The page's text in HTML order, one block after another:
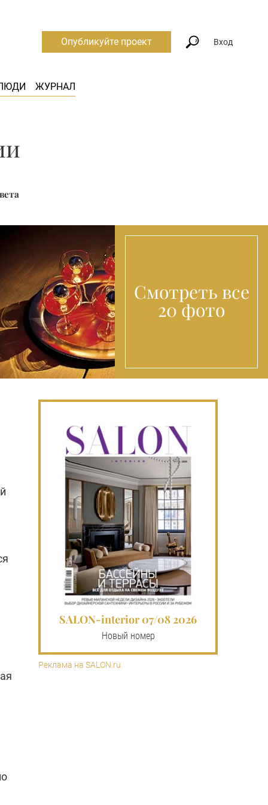
ЖУРНАЛ
Опубликуйте проект Вход
Смотреть все
20 фото
SALON-interior 07/08 2026
Новый номер
Реклама на SALON.ru